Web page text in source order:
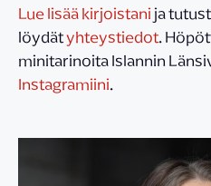
Lue lisää kirjoistanija
löydätyhteystiedot.
minitarinoita Islannin
Instagramiini.